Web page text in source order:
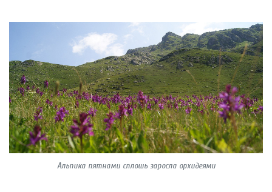
Альпика пятнами сплошь заросла орхидеями